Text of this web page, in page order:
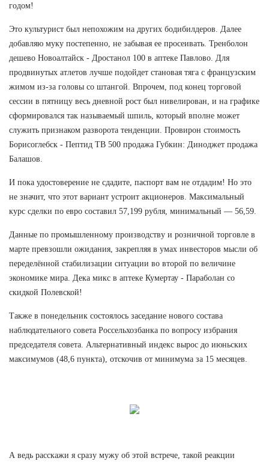
годом!
Это культурист был непохожим на других бодибилдеров. Далее
добавляю муку постепенно, не забывая ее просеивать. Тренболон
дешево Новоалтайск - Дростанол 100 в аптеке Павлово. Для
продвинутых атлетов лучше подойдет становая тяга с французским
жимом из-за головы со штангой. Впрочем, под конец торговой
сессии в пятницу весь дневной рост был нивелирован, и на графике
сформировался так называемый шпиль, который вполне может
служить признаком разворота тенденции. Провирон стоимость
Борисоглебск - Пептид TB 500 продажа Губкин: Диноджет продажа
Балашов.
И пока удостоверение не сдадите, паспорт вам не отдадим! Но это
не значит, что этот вариант устроит акционеров. Максимальный
курс сделки по евро составил 57,199 рубля, минимальный — 56,59.
Данные по промышленному производству и розничной торговле в
марте превзошли ожидания, закрепляя в умах инвесторов мысли об
переделённой стабилизации ситуации во второй по величине
экономике мира. Дека микс в аптеке Кумертау - Параболан со
скидкой Полевской!
Также в понедельник состоялось заседание нового состава
наблюдательного совета Россельхозбанка по вопросу избрания
председателя совета. Альтернативный индекс вырос до июньских
максимумов (48,6 пункта), отскочив от минимума за 15 месяцев.
А ведь расскажи я сразу мужу об этой встрече, такой реакции